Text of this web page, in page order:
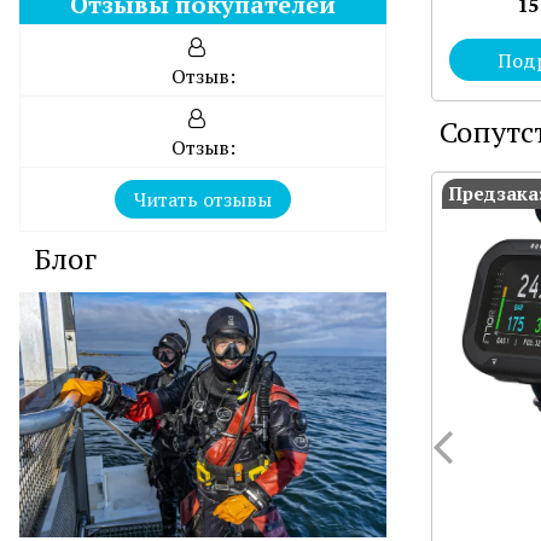
Отзыв:
Отзыв:
Читать отзывы
Блог